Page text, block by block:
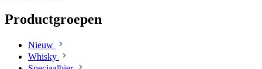
Productgroepen
Nieuw
Whisky